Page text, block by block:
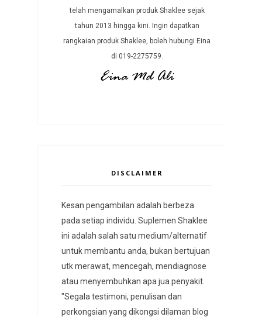
telah mengamalkan produk Shaklee sejak
tahun 2013 hingga kini. Ingin dapatkan
rangkaian produk Shaklee, boleh hubungi Eina
di 019-2275759.
DISCLAIMER
Kesan pengambilan adalah berbeza
pada setiap individu. Suplemen Shaklee
ini adalah salah satu medium/alternatif
untuk membantu anda, bukan bertujuan
utk merawat, mencegah, mendiagnose
atau menyembuhkan apa jua penyakit.
"Segala testimoni, penulisan dan
perkongsian yang dikongsi dilaman blog